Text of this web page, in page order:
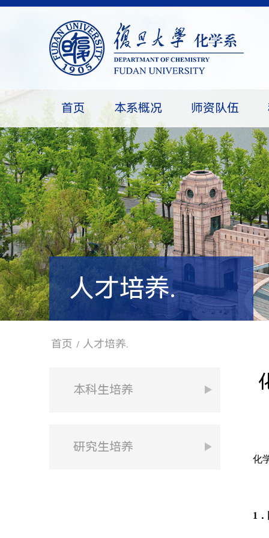
首页 本系概况 师资队伍
人才培养.
首页 / 人才培养.
本科生培养
研究生培养
化
1